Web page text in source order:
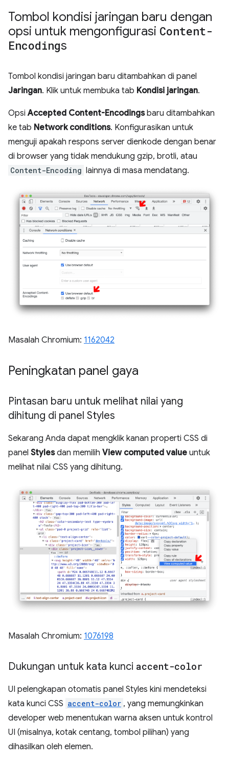
Tombol kondisi jaringan baru dengan
opsi untuk mengonfigurasi Content-
Encodings
Tombol kondisi jaringan baru ditambahkan di panel
Jaringan. Klik untuk membuka tab Kondisi jaringan.
OpsiAccepted Content-Encodingsbaru ditambahkan
ke tab Network conditions. Konfigurasikan untuk
menguji apakah respons server dienkode dengan benar
di browser yang tidak mendukung gzip, brotli, atau
Content-Encoding lainnya di masa mendatang.
Masalah Chromium: 1162042
Peningkatan panel gaya
Pintasan baru untuk melihat nilai yang
dihitung di panel Styles
Sekarang Anda dapat mengklik kanan properti CSS di
panel Stylesdan memilih View computed value untuk
melihat nilai CSS yang dihitung.
Masalah Chromium: 1076198
Dukungan untuk kata kunci accent-color
UI pelengkapan otomatis panel Styles kini mendeteksi
kata kunci CSS accent-color , yang memungkinkan
developer web menentukan warna aksen untuk kontrol
UI (misalnya, kotak centang, tombol pilihan) yang
dihasilkan oleh elemen.